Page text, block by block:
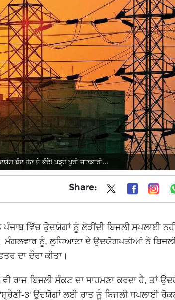
ਬੰਦ ਹੋਣ ਦੇ ਕੰਢੇ! ਪੜ੍ਹੋ ਪੂਰੀ ਜਾਣਕਾਰੀ...
Share:
ਪੰਜਾਬ ਵਿੱਚ ਉਦਯੋਗਾਂ ਨੂੰ ਲੋੜੀਂਦੀ ਬਿਜਲੀ ਸਪਲਾਈ
ਮੰਗਲਵਾਰ ਨੂੰ, ਲੁਧਿਆਣਾ ਦੇ ਉਦਯੋਗਪਤੀਆਂ ਨੇ
ਦਾ ਦੌਰਾ ਕੀਤਾ।
ਬਿਜਲੀ ਸੰਕਟ ਦਾ ਸਾਹਮਣਾ ਕਰਦਾ ਹੈ, ਤਾਂ
3' ਉਦਯੋਗਾਂ ਲਈ ਰਾਤ ਨੂੰ ਬਿਜਲੀ ਸਪਲਾਈ